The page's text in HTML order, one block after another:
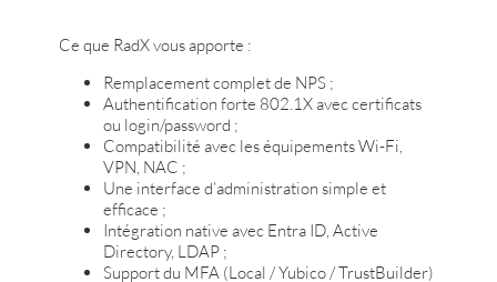
Ce que RadX vous apporte :
Remplacement complet de NPS ;
Authentification forte 802.1X avec certificats
ou login/password ;
Compatibilité avec les équipements Wi-Fi,
VPN, NAC ;
Une interface d’administration simple et
efficace ;
Intégration native avec Entra ID, Active
Directory, LDAP ;
Support du MFA (Local / Yubico / TrustBuilder)